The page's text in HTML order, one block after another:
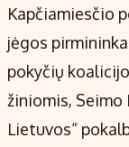
Kapčiamiesčio
jėgos
pokyčių
žiniomis, Seimo
Lietuvos“